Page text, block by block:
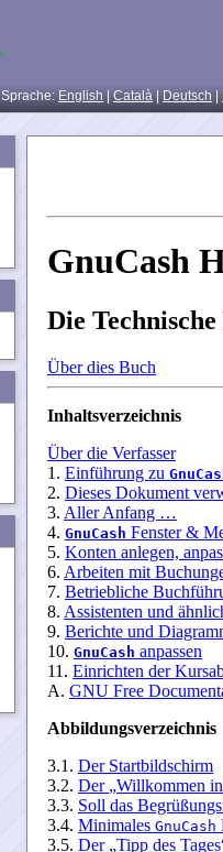
Sprache: English |Català Deutsch